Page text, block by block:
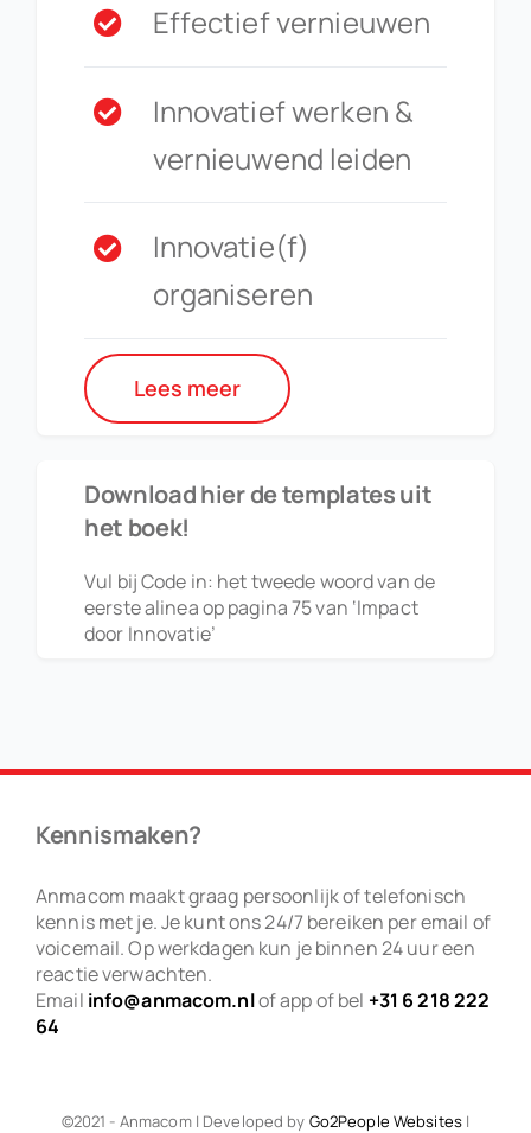
Effectief vernieuwen
Innovatief werken &
vernieuwend leiden
Innovatie(f)
organiseren
Lees meer
Download hier de templates uit
het boek!
Vul bij Code in: het tweede woord van de
eerste alinea op pagina 75 van ‘Impact
door Innovatie’
Kennismaken?
Anmacom maakt graag persoonlijk of telefonisch
kennis met je. Je kunt ons 24/7 bereiken per email of
voicemail. Op werkdagen kun je binnen 24 uur een
reactie verwachten.
Email info@anmacom.nlof app of bel +31 6 218 222
64
©2021 - Anmacom | Developed by Go2People Websites |